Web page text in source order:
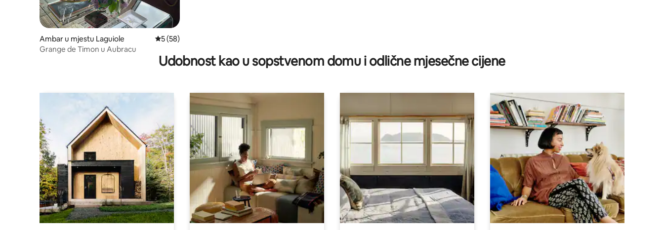
Ambar u mjestu Laguiole prosječna ocjena 5 od 5, recenzija: 58
5 (58)
Grange de Timon u Aubracu
Udobnost kao u sopstvenom domu i odlične mjesečne cijene